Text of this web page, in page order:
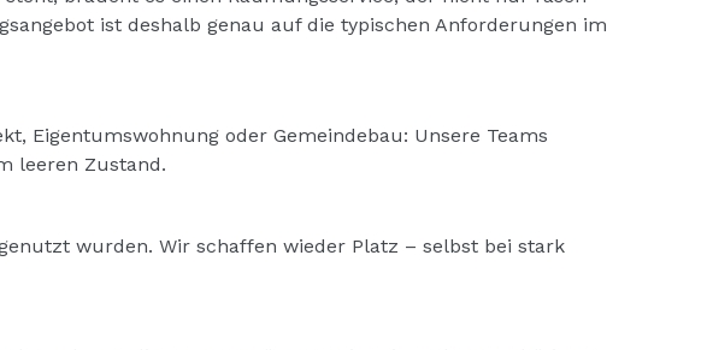
ist deshalb genau auf die typischen Anforderungen im
Eigentumswohnung oder Gemeindebau: Unsere Teams
leeren Zustand.
wurden. Wir schaffen wieder Platz – selbst bei stark